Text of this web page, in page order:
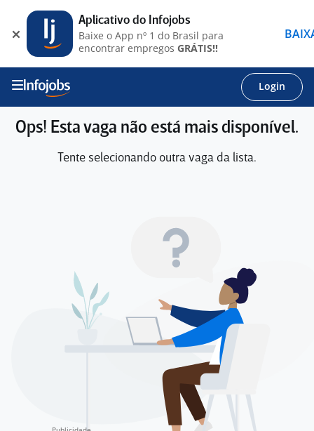
Login
Ops! Esta vaga não está mais disponível.
Tente selecionando outra vaga da lista.
Aplicativo do Infojobs
Baixe o App nº 1 do Brasil para
encontrar empregos GRÁTIS!!